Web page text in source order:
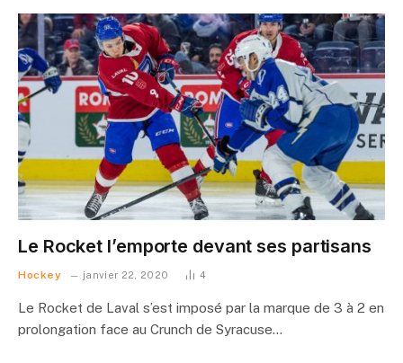
Le Rocket l’emporte devant ses partisans
Hockey janvier 22, 2020 4
Le Rocket de Laval s’est imposé par la marque de 3 à 2 en
prolongation face au Crunch de Syracuse…